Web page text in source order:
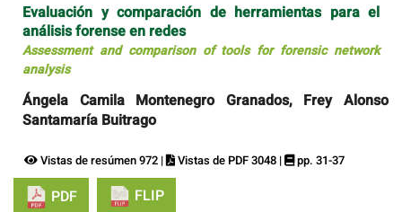
Evaluación y comparación de herramientas para el
análisis forense en redes
Assessment and comparison of tools for forensic network
analysis
Ángela Camila Montenegro Granados, Frey Alonso
Santamaría Buitrago
Vistas de resúmen 972 | Vistas de PDF 3048 | pp. 31-37
PDF FLIP